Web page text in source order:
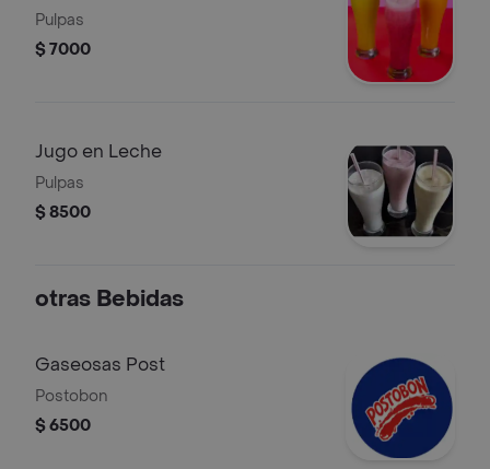
Pulpas
$ 7000
Jugo en Leche
Pulpas
$ 8500
otras Bebidas
Gaseosas Post
Postobon
$ 6500